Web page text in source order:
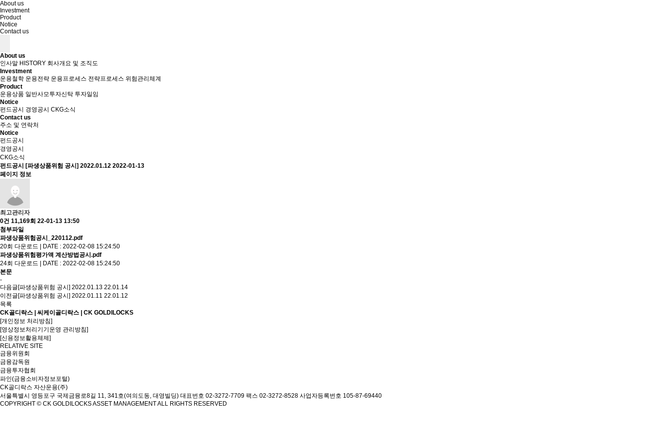
About us
Investment
Product
Notice
Contact us
About us
인사말 HISTORY 회사개요 및 조직도
Investment
운용철학 운용전략 운용프로세스 전략프로세스 위험관리체계
Product
운용상품 일반사모투자신탁 투자일임
Notice
펀드공시
경영공시 CKG소식
Contact us
주소 및 연락처
Notice
펀드공시
경영공시
CKG소식
펀드공시
[파생상품위험 공시] 2022.01.12 2022-01-13
페이지 정보
최고관리자
0건 11,169회 22-01-13 13:50
첨부파일
파생상품위험공시_220112.pdf
20회 다운로드 | DATE : 2022-02-08 15:24:50
파생상품위험평가액 계산방법공시.pdf
24회 다운로드 | DATE : 2022-02-08 15:24:50
본문
-
다음글[파생상품위험 공시] 2022.01.13 22.01.14
이전글[파생상품위험 공시] 2022.01.11 22.01.12
목록
CK골디락스 | 씨케이골디락스 | CK GOLDILOCKS
[개인정보 처리방침]
[영상정보처리기기운영 관리방침]
[신용정보활용체제]
RELATIVE SITE
금융위원회
금융감독원
금융투자협회
파인(금융소비자정보포털)
CK골디락스 자산운용(주)
서울특별시 영등포구 국제금융로8길 11, 341호(여의도동, 대영빌딩) 대표번호 02-3272-7709 팩스 02-3272-8528 사업자등록번호 105-87-69440
COPYRIGHT © CK GOLDILOCKS ASSET MANAGEMENT ALL RIGHTS RESERVED